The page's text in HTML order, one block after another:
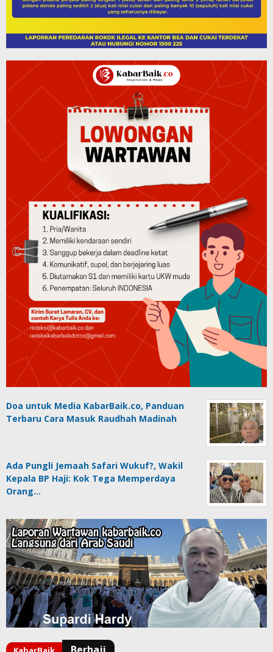
Doa untuk Media KabarBaik.co, Panduan
Terbaru Cara Masuk Raudhah Madinah
Ada Pungli Jemaah Safari Wukuf?, Wakil
Kepala BP Haji: Kok Tega Memperdaya
Orang…